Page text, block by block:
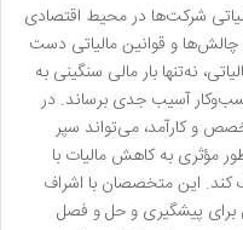
شرکت‌ها در محیط اقتصادی
چالش‌ها و قوانین مالیاتی دست
نه‌تنها بار مالی سنگینی به
کسب‌وکار آسیب جدی برساند. در
و کارآمد، می‌تواند سپر
مؤثری به کاهش مالیات با
کند. این متخصصان با اشراف
برای پیشگیری و حل و فصل